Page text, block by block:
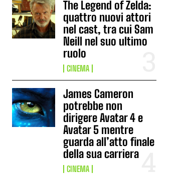
The Legend of Zelda:
quattro nuovi attori
nel cast, tra cui Sam
Neill nel suo ultimo
ruolo
CINEMA
James Cameron
potrebbe non
dirigere Avatar 4 e
Avatar 5 mentre
guarda all’atto finale
della sua carriera
CINEMA